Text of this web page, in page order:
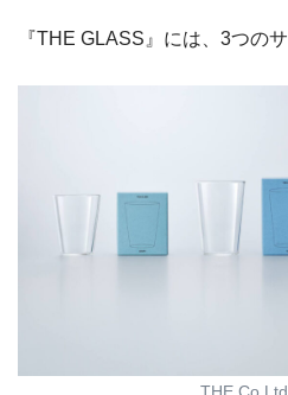
『THE GLASS』には、3つの